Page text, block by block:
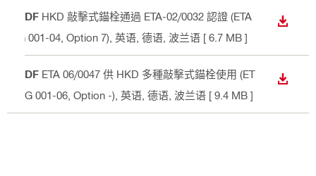
PDF HKD 敲擊式錨栓通過 ETA-02/0032 認證 (ETA
G 001-04, Option 7) , 英语, 德语, 波兰语 [ 6.7 MB ]
下載
PDF ETA 06/0047 供 HKD 多種敲擊式錨栓使用 (ET
AG 001-06, Option -) , 英语, 德语, 波兰语 [ 9.4 MB ]
下載